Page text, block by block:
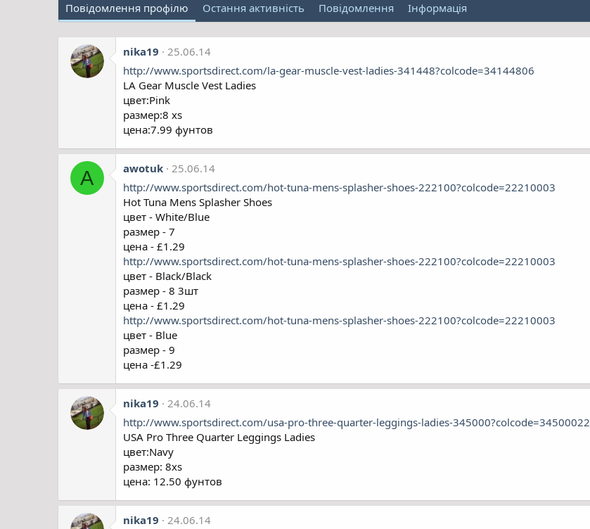
Повідомлення профілю Остання активність Повідомлення Інформація
nika19
25.06.14
http://www.sportsdirect.com/la-gear-muscle-vest-ladies-341448?colcode=34144806
LA Gear Muscle Vest Ladies
цвет:Pink
размер:8 xs
цена:7.99 фунтов
A awotuk 25.06.14
http://www.sportsdirect.com/hot-tuna-mens-splasher-shoes-222100?colcode=22210003
Hot Tuna Mens Splasher Shoes
цвет - White/Blue
размер - 7
цена - £1.29
http://www.sportsdirect.com/hot-tuna-mens-splasher-shoes-222100?colcode=22210003
цвет - Black/Black
размер - 8 3шт
цена - £1.29
http://www.sportsdirect.com/hot-tuna-mens-splasher-shoes-222100?colcode=22210003
цвет - Blue
размер - 9
цена -£1.29
nika19
24.06.14
http://www.sportsdirect.com/usa-pro-three-quarter-leggings-ladies-345000?colcode=34500022
USA Pro Three Quarter Leggings Ladies
цвет:Navy
размер: 8xs
цена: 12.50 фунтов
nika19
24.06.14